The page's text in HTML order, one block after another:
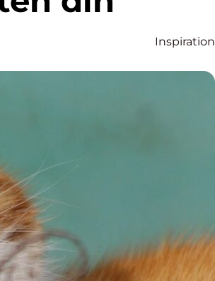
Inspiration